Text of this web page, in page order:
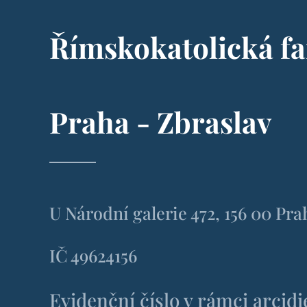
Římskokatolická
Praha - Zbraslav
U Národní galerie 472, 156 00
IČ 49624156
Evidenční číslo v rámci